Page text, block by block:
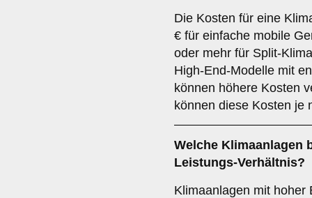
Die Kosten für eine
€ für einfache mobile
oder mehr für Split-
High-End-Modelle mit
können höhere Kosten
können diese Kosten je
Welche Klimaanlagen
Leistungs-Verhältnis?
Klimaanlagen mit hoher